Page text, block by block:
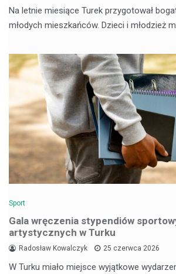
Na letnie miesiące Turek przygotował
młodych mieszkańców. Dzieci i młodzież
Sport
Gala wręczenia stypendiów
artystycznych w Turku
Radosław Kowalczyk 25 czerwca 2026
W Turku miało miejsce wyjątkowe